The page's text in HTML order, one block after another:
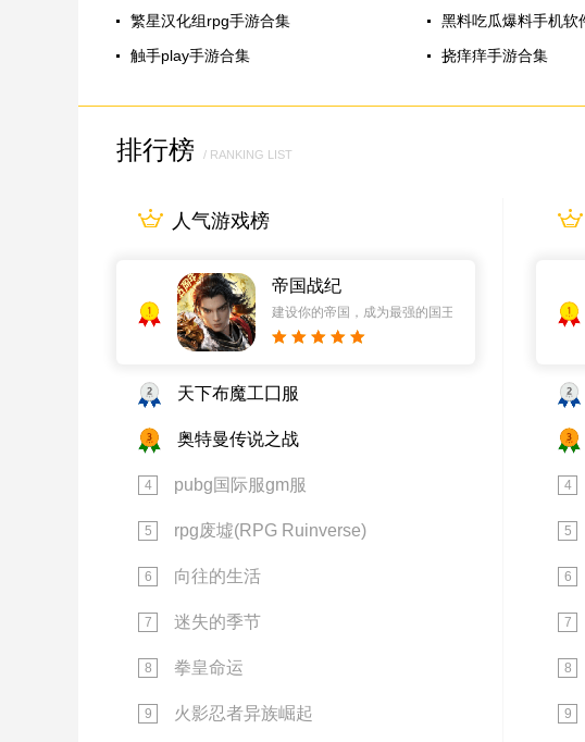
繁星汉化组rpg手游合集
触手play手游合集
黑料吃瓜爆料手机软
挠痒痒手游合集
排行榜 / RANKING LIST
人气游戏榜
1
帝国战纪
建设你的帝国，成为最强的国王！
2 天下布魔工囗服
3 奥特曼传说之战
4 pubg国际服gm服
5 rpg废墟(RPG Ruinverse)
6 向往的生活
7 迷失的季节
8 拳皇命运
9 火影忍者异族崛起
1
2
3
4
5
6
7
8
9